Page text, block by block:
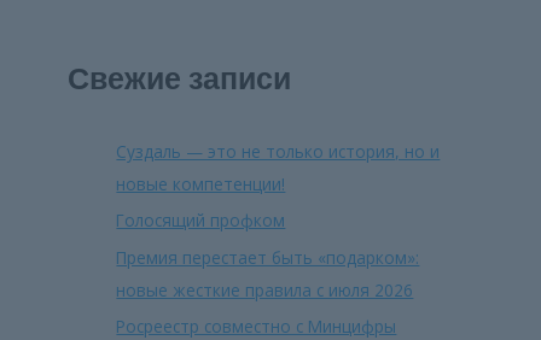
Свежие записи
Суздаль — это не только история, но и
новые компетенции!
Голосящий профком
Премия перестает быть «подарком»:
новые жесткие правила с июля 2026
Росреестр совместно с Минцифры